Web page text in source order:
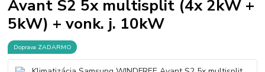
Avant S2 5x multisplit (4x 2kW +
5kW) + vonk. j. 10kW
Doprava ZADARMO